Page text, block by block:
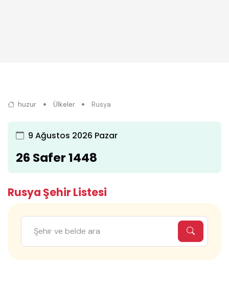
huzur Ülkeler Rusya
9 Ağustos 2026 Pazar
26 Safer 1448
Rusya Şehir Listesi